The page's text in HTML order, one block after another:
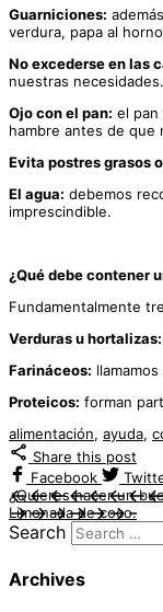
Guarniciones:
verdura, papa al
No excederse en las
nuestras necesidades.
Ojo con el pan: el pan
hambre antes de que
Evita postres grasos
El agua: debemos
imprescindible.
¿Qué debe contener
Fundamentalmente
Verduras u hortalizas:
Farináceos:
Proteicos: forman
alimentación, ayuda,
Share this post
Facebook
¿Quieres hacer un
Limonada de coco.
Search
Archives